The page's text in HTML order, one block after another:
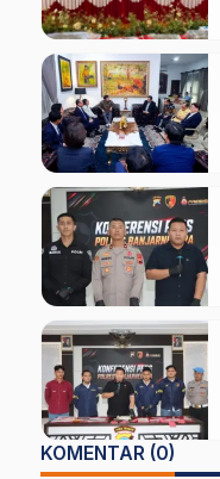
KOMENTAR (0)